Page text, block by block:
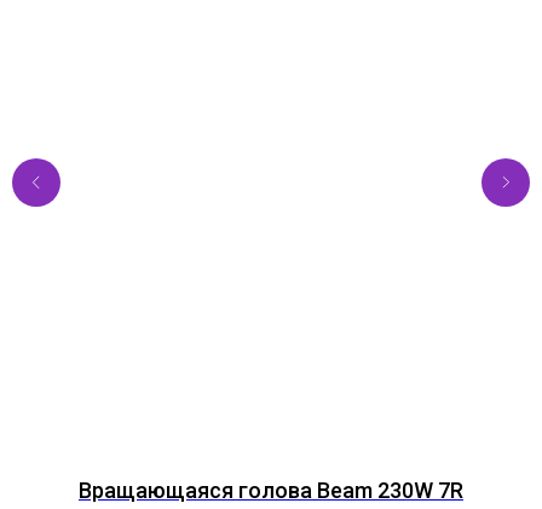
Вращающаяся голова Beam 230W 7R